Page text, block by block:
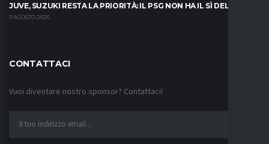
JUVE, SUZUKI RESTA LA PRIORITÀ: IL PSG NON HA IL SÌ DEL PARMA
9 AGOSTO 2026
CONTATTACI
Vuoi diventare nostro sponsor? Contattaci!